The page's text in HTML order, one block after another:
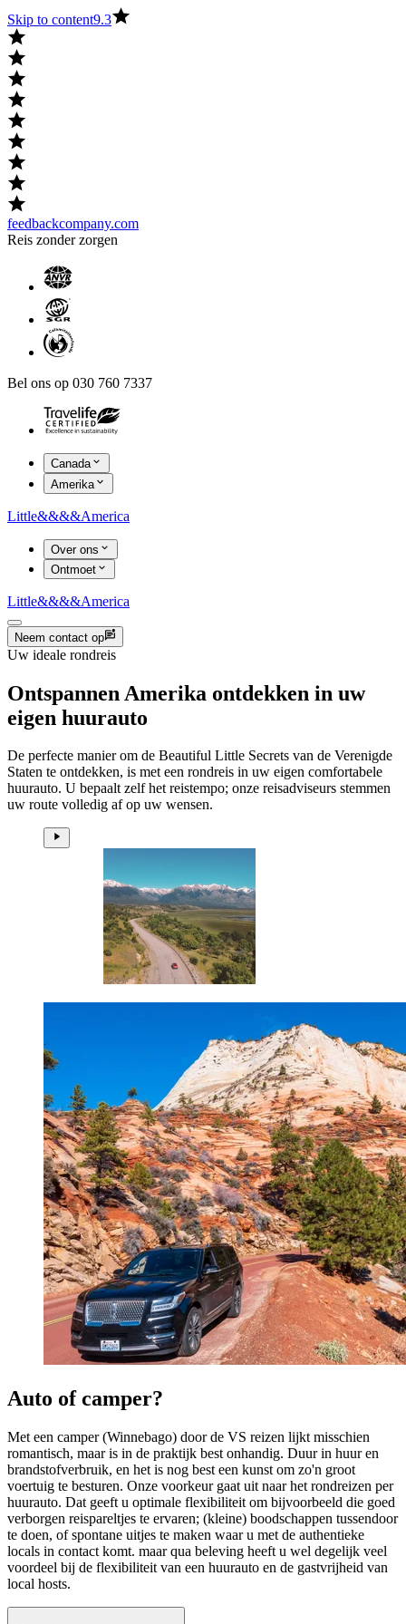
Skip to content9.3
feedbackcompany.com
Reis zonder zorgen
Bel ons op 030 760 7337
Canada
Amerika
Little&&&&America
Over ons
Ontmoet
Little&&&&America
Neem contact op
Uw ideale rondreis
Ontspannen Amerika ontdekken in uw
eigen huurauto
De perfecte manier om de Beautiful Little Secrets van de Verenigde
Staten te ontdekken, is met een rondreis in uw eigen comfortabele
huurauto. U bepaalt zelf het reistempo; onze reisadviseurs stemmen
uw route volledig af op uw wensen.
Auto of camper?
Met een camper (Winnebago) door de VS reizen lijkt misschien
romantisch, maar is in de praktijk best onhandig. Duur in huur en
brandstofverbruik, en het is nog best een kunst om zo'n groot
voertuig te besturen. Onze voorkeur gaat uit naar het rondreizen per
huurauto. Dat geeft u optimale flexibiliteit om bijvoorbeeld die goed
verborgen reispareltjes te ervaren; (kleine) boodschappen tussendoor
te doen, of spontane uitjes te maken waar u met de authentieke
locals in contact komt. maar qua beleving heeft u wel degelijk veel
voordeel bij de flexibiliteit van een huurauto en de gastvrijheid van
local hosts.